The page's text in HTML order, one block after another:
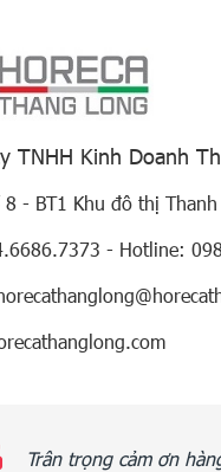
TNHH Kinh Doanh
- BT1 Khu đô thị
- Hotline:
Trân trọng cảm ơn